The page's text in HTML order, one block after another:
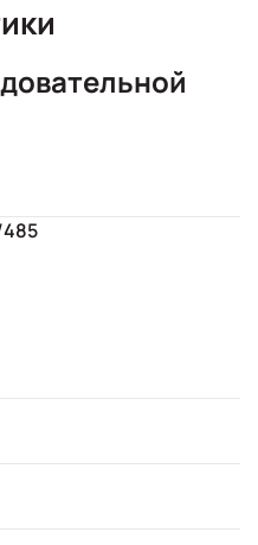
485